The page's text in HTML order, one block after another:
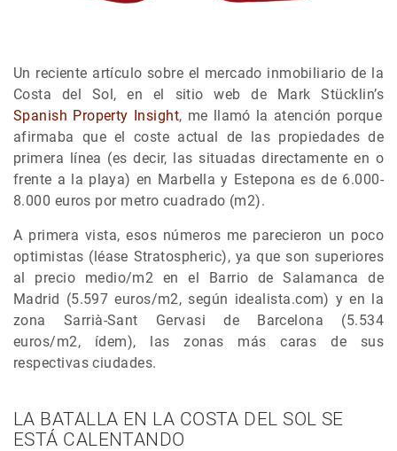
Un reciente artículo sobre el mercado inmobiliario de la
Costa del Sol, en el sitio web de Mark Stücklin’s
Spanish Property Insight, me llamó la atención porque
afirmaba que el coste actual de las propiedades de
primera línea (es decir, las situadas directamente en o
frente a la playa) en Marbella y Estepona es de 6.000-
8.000 euros por metro cuadrado (m2).
A primera vista, esos números me parecieron un poco
optimistas (léase Stratospheric), ya que son superiores
al precio medio/m2 en el Barrio de Salamanca de
Madrid (5.597 euros/m2, según idealista.com) y en la
zona Sarrià-Sant Gervasi de Barcelona (5.534
euros/m2, ídem), las zonas más caras de sus
respectivas ciudades.
LA BATALLA EN LA COSTA DEL SOL SE
ESTÁ CALENTANDO